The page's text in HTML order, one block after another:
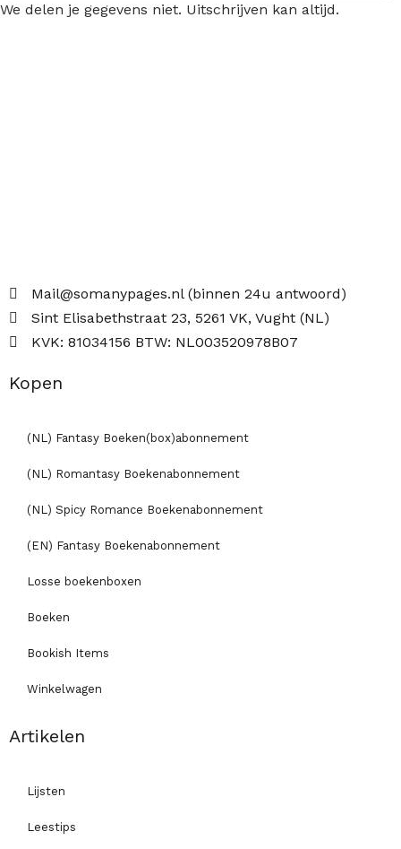
We delen je gegevens niet. Uitschrijven kan altijd.
Mail@somanypages.nl (binnen 24u antwoord)
Sint Elisabethstraat 23, 5261 VK, Vught (NL)
KVK: 81034156 BTW: NL003520978B07
Kopen
(NL) Fantasy Boeken(box)abonnement
(NL) Romantasy Boekenabonnement
(NL) Spicy Romance Boekenabonnement
(EN) Fantasy Boekenabonnement
Losse boekenboxen
Boeken
Bookish Items
Winkelwagen
Artikelen
Lijsten
Leestips